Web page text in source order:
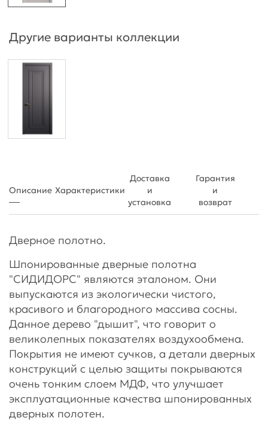
Другие варианты коллекции
Описание Характеристики
Доставка
и
установка
Гарантия
и
возврат
Дверное полотно.
Шпонированные дверные полотна
"СИДИДОРС" являются эталоном. Они
выпускаются из экологически чистого,
красивого и благородного массива сосны.
Данное дерево "дышит", что говорит о
великолепных показателях воздухообмена.
Покрытия не имеют сучков, а детали дверных
конструкций с целью защиты покрываются
очень тонким слоем МДФ, что улучшает
эксплуатационные качества шпонированных
дверных полотен.